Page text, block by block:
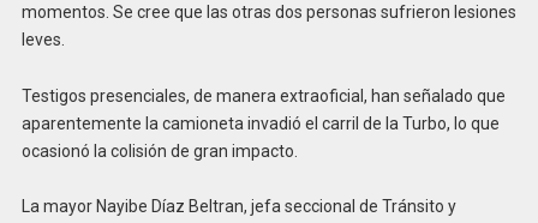
momentos. Se cree que las otras dos personas sufrieron lesiones
leves.
Testigos presenciales, de manera extraoficial, han señalado que
aparentemente la camioneta invadió el carril de la Turbo, lo que
ocasionó la colisión de gran impacto.
La mayor Nayibe Díaz Beltran, jefa seccional de Tránsito y